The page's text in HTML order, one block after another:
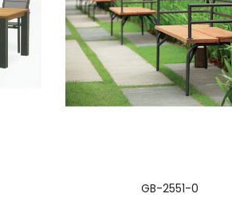
GB-2551-0